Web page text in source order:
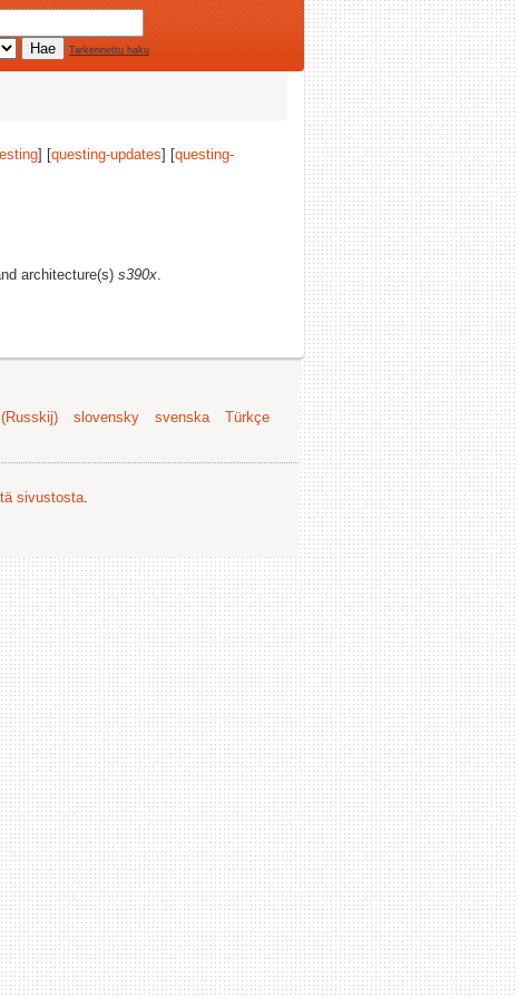
Tarkennettu haku
] [questing-updates] [questing-
architecture(s) s390x.
slovensky svenska
Türkçe
sivustosta.